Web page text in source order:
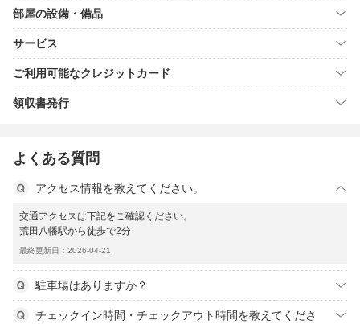
部屋の設備・備品
サービス
ご利用可能なクレジットカード
領収書発行
よくある質問
アクセス情報を教えてください。
交通アクセスは下記をご確認ください。
荒田八幡駅から徒歩で2分
最終更新日：2026-04-21
駐車場はありますか？
チェックイン時間・チェックアウト時間を教えてくださ